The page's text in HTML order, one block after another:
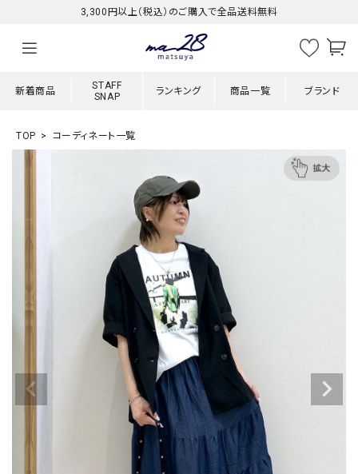
3,300円以上（税込）のご購入で全品送料無料
新着商品
STAFF
SNAP
ランキング 商品一覧 ブランド
TOP コーディネート一覧